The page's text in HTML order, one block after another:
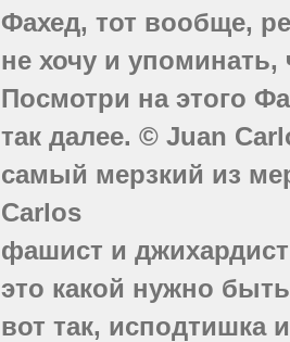
Фахед, тот вообще,
не хочу и
Посмотри на этого
так далее. © Juan
самый мерзкий из
Carlos
фашист и
это какой нужно
вот так, исподтишка